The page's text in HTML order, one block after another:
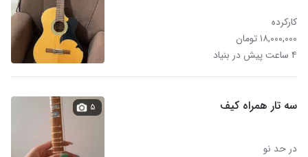
کارکرده
۱۸,۰۰۰,۰۰۰ تومان
۴ ساعت پیش در بنیاد
سه تار همراه کیف
در حد نو
۵